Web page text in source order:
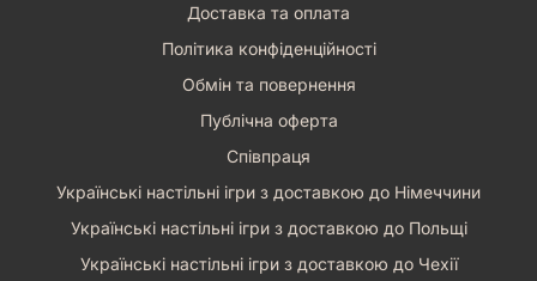
Доставка та оплата
Політика конфіденційності
Обмін та повернення
Публічна оферта
Співпраця
Українські настільні ігри з доставкою до Німеччини
Українські настільні ігри з доставкою до Польщі
Українські настільні ігри з доставкою до Чехії